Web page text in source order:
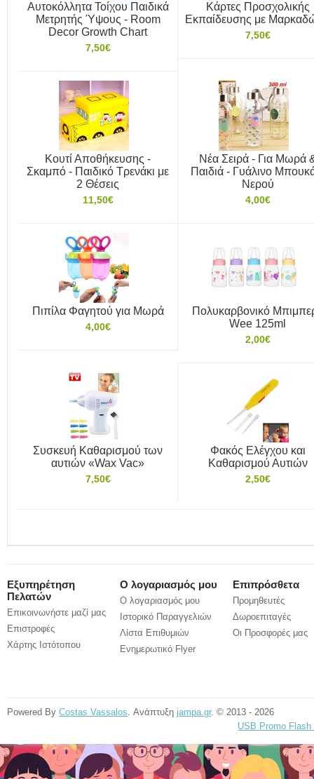
Αυτοκόλλητα Τοίχου Παιδικά
Μετρητής Ύψους - Room
Decor Growth Chart
7,50€
Κάρτες Προσχολικής
Εκπαίδευσης με
7,50€
Κουτί Αποθήκευσης -
Σκαμπό - Παιδικό Τρενάκι με
2 Θέσεις
11,50€
Νέα Σειρά - Για Μωρά
Παιδιά - Γυάλινο
Νερού
4,00€
Πιπίλα Φαγητού για Μωρά
4,00€
Πολυκαρβονικό
Wee 125ml
2,00€
Συσκευή Καθαρισμού των
αυτιών «Wax Vac»
7,50€
Φακός Ελέγχου και
Καθαρισμού Αυτιών
2,50€
Εξυπηρέτηση
Πελατών
Επικοινωνήστε μαζί μας
Επιστροφές
Χάρτης Ιστότοπου
Ο λογαριασμός μου
Ο λογαριασμός μου
Ιστορικό Παραγγελιών
Λίστα Επιθυμιών
Ενημερωτικό Flyer
Επιπρόσθετα
Προμηθευτές
Δωροεπιταγές
Οι Προσφορές μας
Powered By Costas Vassalos. Ανάπτυξη jampa.gr. © 2013 - 2026
USB Promo Flash